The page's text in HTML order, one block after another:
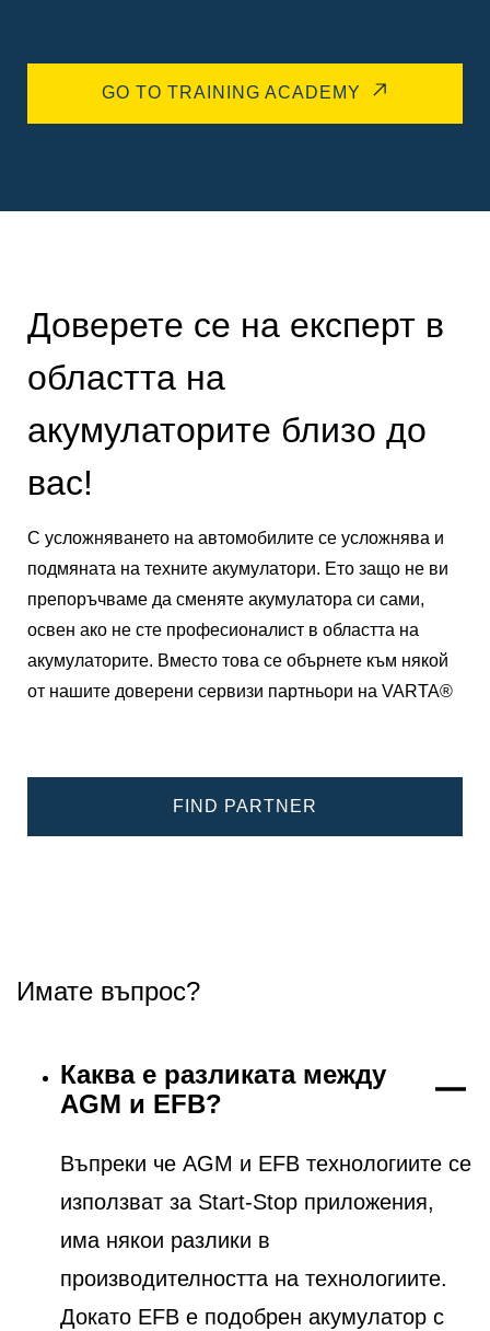
GO TO TRAINING ACADEMY
Доверете се на експерт в
областта на
акумулаторите близо до
вас!
С усложняването на автомобилите се усложнява и
подмяната на техните акумулатори. Ето защо не ви
препоръчваме да сменяте акумулатора си сами,
освен ако не сте професионалист в областта на
акумулаторите. Вместо това се обърнете към някой
от нашите доверени сервизи партньори на VARTA®
FIND PARTNER
Имате въпрос?
Каква е разликата между
AGM и EFB?
Въпреки че AGM и EFB технологиите се
използват за Start-Stop приложения,
има някои разлики в
производителността на технологиите.
Докато EFB е подобрен акумулатор с